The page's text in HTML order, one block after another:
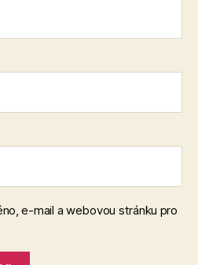
e-mail a webovou stránku pro